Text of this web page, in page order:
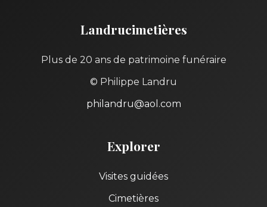
Landrucimetières
Plus de 20 ans de patrimoine funéraire
© Philippe Landru
philandru@aol.com
Explorer
Visites guidées
Cimetières